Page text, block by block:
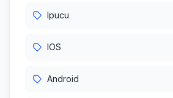
Ipucu
IOS
Android